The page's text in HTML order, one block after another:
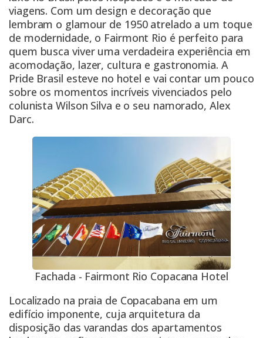
viagens. Com um design e decoração que
lembram o glamour de 1950 atrelado a um toque
de modernidade, o Fairmont Rio é perfeito para
quem busca viver uma verdadeira experiência em
acomodação, lazer, cultura e gastronomia. A
Pride Brasil esteve no hotel e vai contar um pouco
sobre os momentos incríveis vivenciados pelo
colunista Wilson Silva e o seu namorado, Alex
Darc.
Fachada - Fairmont Rio Copacana Hotel
Localizado na praia de Copacabana em um
edifício imponente, cuja arquitetura da
disposição das varandas dos apartamentos